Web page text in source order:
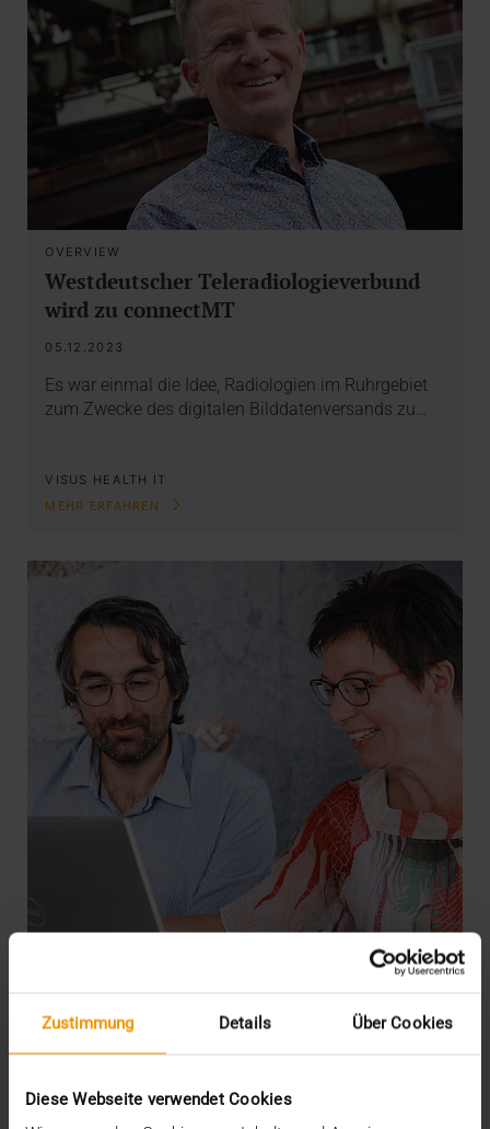
Zustimmung Details Über Cookies
Diese Webseite verwendet Cookies
OVERVIEW
Westdeutscher Teleradiologieverbund
wird zu connectMT
05.12.2023
Es war einmal die Idee, Radiologien im Ruhrgebiet
zum Zwecke des digitalen Bilddatenversands zu…
VISUS HEALTH IT
MEHR ERFAHREN
REPORT
JiveX HCM im Krankenhaus